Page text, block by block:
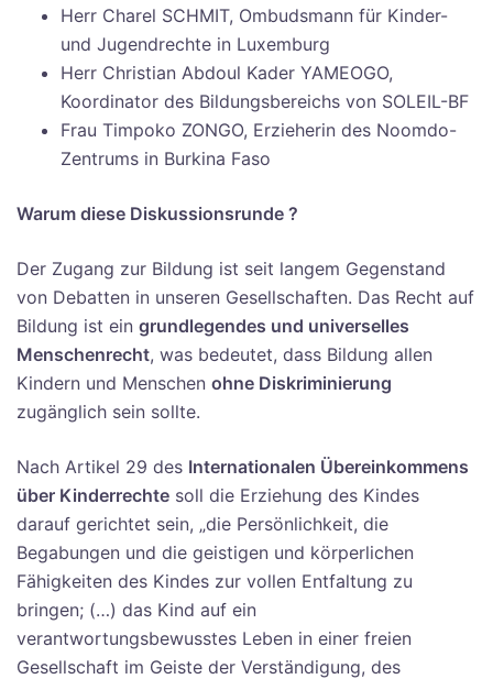
Herr Charel SCHMIT, Ombudsmann für Kinder-
und Jugendrechte in Luxemburg
Herr Christian Abdoul Kader YAMEOGO,
Koordinator des Bildungsbereichs von SOLEIL-BF
Frau Timpoko ZONGO, Erzieherin des Noomdo-
Zentrums in Burkina Faso
Warum diese Diskussionsrunde ?
Der Zugang zur Bildung ist seit langem Gegenstand
von Debatten in unseren Gesellschaften. Das Recht auf
Bildung ist ein grundlegendes und universelles
Menschenrecht, was bedeutet, dass Bildung allen
Kindern und Menschen ohne Diskriminierung
zugänglich sein sollte.
Nach Artikel 29 des Internationalen Übereinkommens
über Kinderrechte soll die Erziehung des Kindes
darauf gerichtet sein, „die Persönlichkeit, die
Begabungen und die geistigen und körperlichen
Fähigkeiten des Kindes zur vollen Entfaltung zu
bringen; (…) das Kind auf ein
verantwortungsbewusstes Leben in einer freien
Gesellschaft im Geiste der Verständigung, des